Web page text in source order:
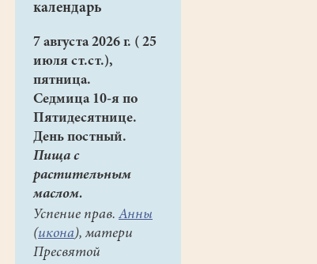
календарь
7 августа 2026 г. ( 25
июля ст.ст.),
пятница.
Седмица 10-я по
Пятидесятнице.
День постный.
Пища с
растительным
маслом.
Успение прав. Анны
(икона), матери
Пресвятой